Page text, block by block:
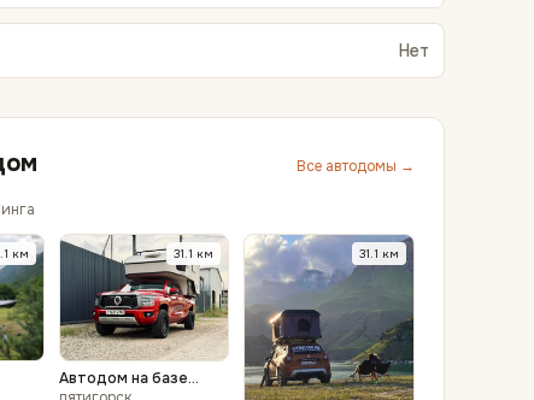
Нет
Все автодомы →
км 31.1 км
Автодом на базе
31.1 км